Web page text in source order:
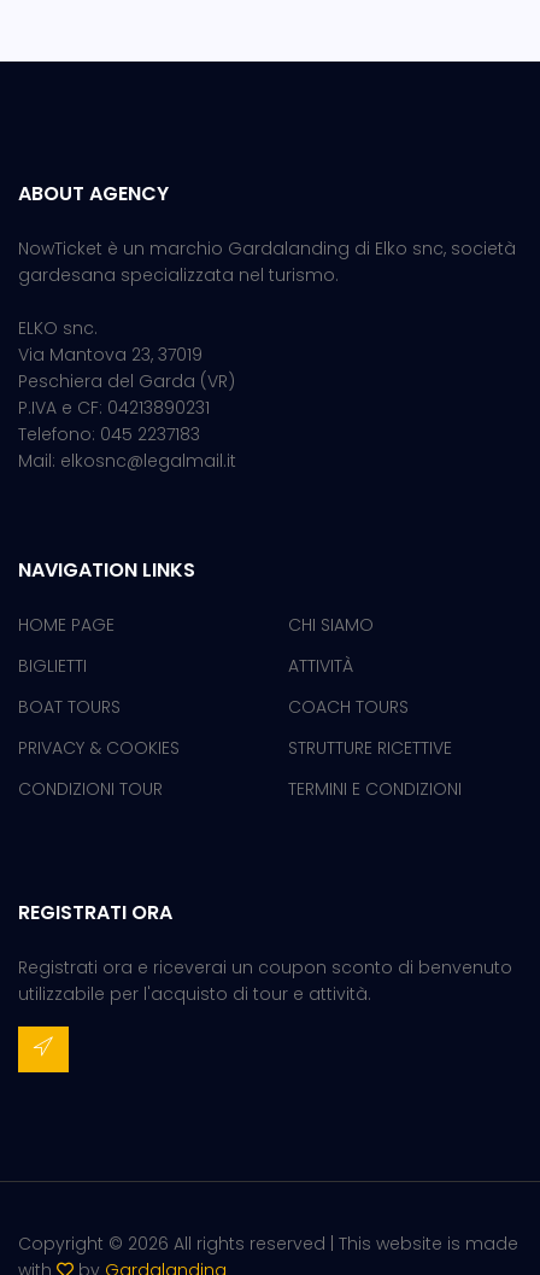
ABOUT AGENCY
NowTicket è un marchio Gardalanding di Elko snc, società
gardesana specializzata nel turismo.
ELKO snc.
Via Mantova 23, 37019
Peschiera del Garda (VR)
P.IVA e CF: 04213890231
Telefono: 045 2237183
Mail: elkosnc@legalmail.it
NAVIGATION LINKS
HOME PAGE
BIGLIETTI
BOAT TOURS
PRIVACY & COOKIES
CONDIZIONI TOUR
CHI SIAMO
ATTIVITÀ
COACH TOURS
STRUTTURE RICETTIVE
TERMINI E CONDIZIONI
REGISTRATI ORA
Registrati ora e riceverai un coupon sconto di benvenuto
utilizzabile per l'acquisto di tour e attività.
Copyright © 2026 All rights reserved | This website is made
with
by Gardalanding